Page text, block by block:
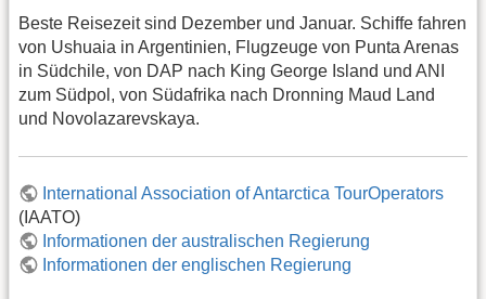
Beste Reisezeit sind Dezember und Januar. Schiffe fahren
von Ushuaia in Argentinien, Flugzeuge von Punta Arenas
in Südchile, von DAP nach King George Island und ANI
zum Südpol, von Südafrika nach Dronning Maud Land
und Novolazarevskaya.
International Association of Antarctica TourOperators
(IAATO)
Informationen der australischen Regierung
Informationen der englischen Regierung